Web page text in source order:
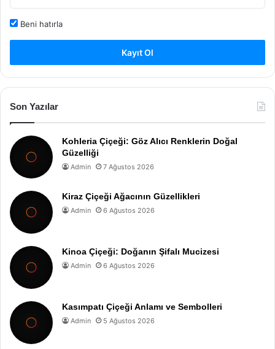
Beni hatırla
Kayıt Ol
Son Yazılar
Kohleria Çiçeği: Göz Alıcı Renklerin Doğal
Güzelliği
Admin 7 Ağustos 2026
Kiraz Çiçeği Ağacının Güzellikleri
Admin 6 Ağustos 2026
Kinoa Çiçeği: Doğanın Şifalı Mucizesi
Admin 6 Ağustos 2026
Kasımpatı Çiçeği Anlamı ve Sembolleri
Admin 5 Ağustos 2026